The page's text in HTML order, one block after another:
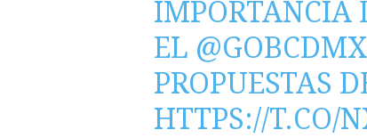
IMPORTANCIA
EL @GOBCDMX
PROPUESTAS
HTTPS://T.CO/